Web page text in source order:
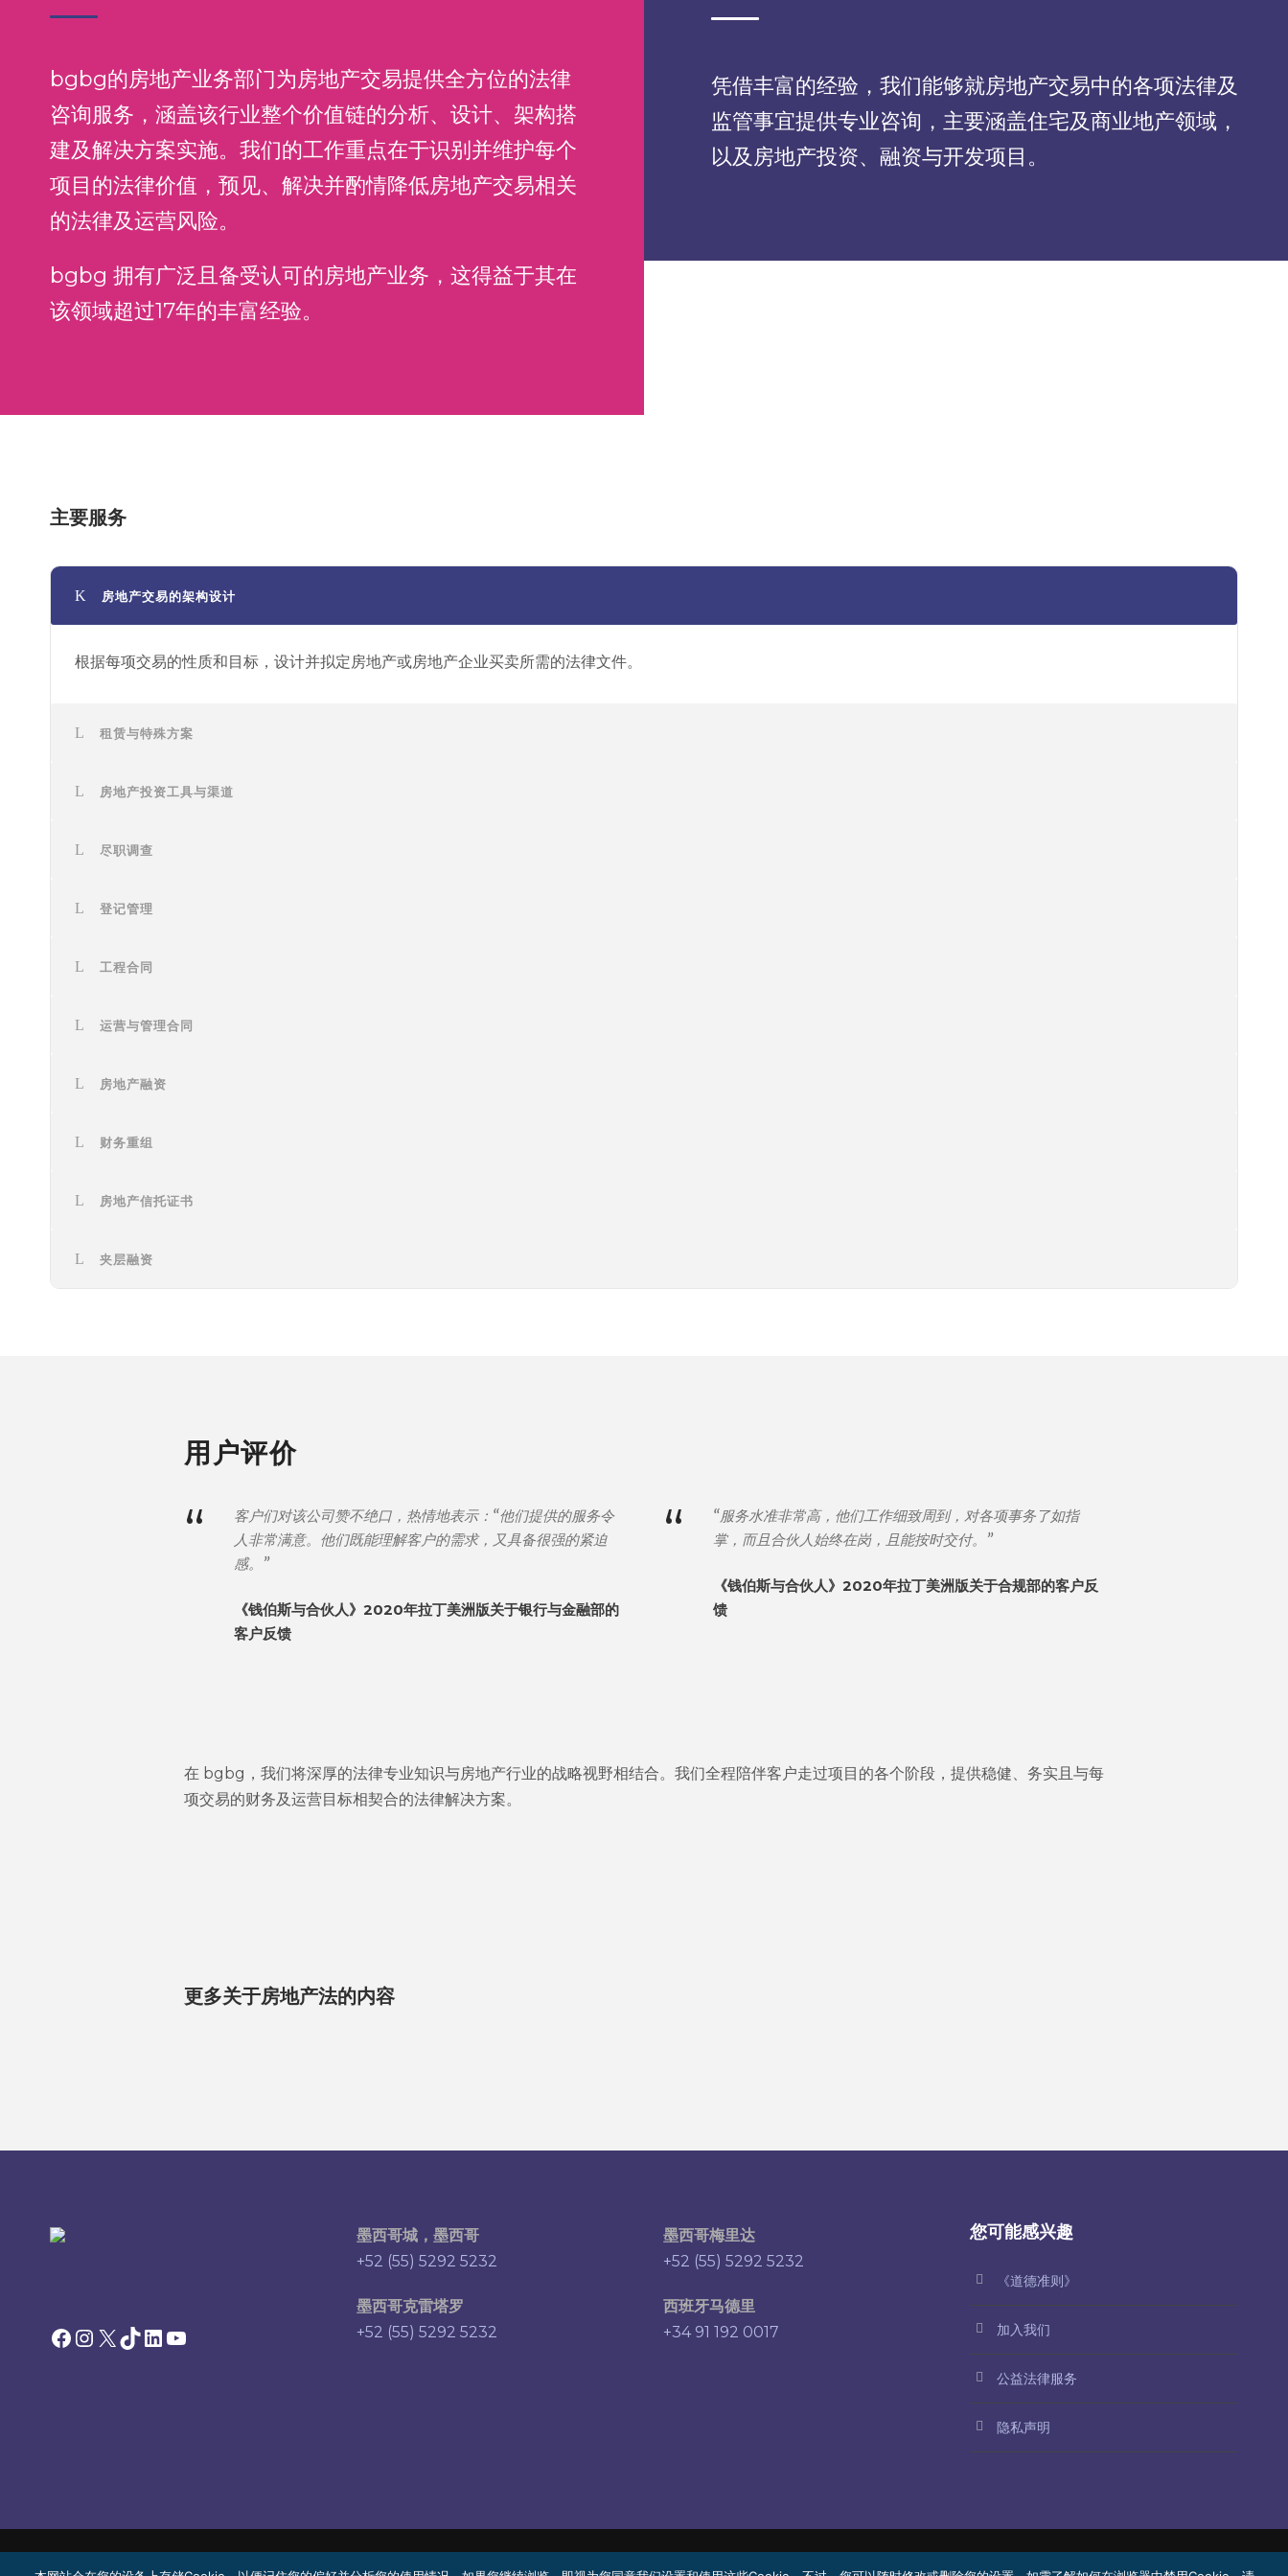
bgbg的房地产业务部门为房地产交易提供全方位的法律
咨询服务，涵盖该行业整个价值链的分析、设计、架构搭
建及解决方案实施。我们的工作重点在于识别并维护每个
项目的法律价值，预见、解决并酌情降低房地产交易相关
的法律及运营风险。
bgbg 拥有广泛且备受认可的房地产业务，这得益于其在
该领域超过17年的丰富经验。
凭借丰富的经验，我们能够就房地产交易中的各项法律及
监管事宜提供专业咨询，主要涵盖住宅及商业地产领域，
以及房地产投资、融资与开发项目。
主要服务
房地产交易的架构设计
根据每项交易的性质和目标，设计并拟定房地产或房地产企业买卖所需的法律文件。
租赁与特殊方案
房地产投资工具与渠道
尽职调查
登记管理
工程合同
运营与管理合同
房地产融资
财务重组
房地产信托证书
夹层融资
用户评价
“
客户们对该公司赞不绝口，热情地表示：“他们提供的服务令
人非常满意。他们既能理解客户的需求，又具备很强的紧迫
感。”
《钱伯斯与合伙人》2020年拉丁美洲版关于银行与金融部的
客户反馈
“
“服务水准非常高，他们工作细致周到，对各项事务了如指
掌，而且合伙人始终在岗，且能按时交付。”
《钱伯斯与合伙人》2020年拉丁美洲版关于合规部的客户反
馈
在 bgbg，我们将深厚的法律专业知识与房地产行业的战略视野相结合。我们全程陪伴客户走过项目的各个阶段，提供稳健、务实且与每
项交易的财务及运营目标相契合的法律解决方案。
更多关于房地产法的内容
Facebook Instagram X TikTok 领英YouTube
墨西哥城，墨西哥
+52 (55) 5292 5232
墨西哥克雷塔罗
+52 (55) 5292 5232
墨西哥梅里达
+52 (55) 5292 5232
西班牙马德里
+34 91 192 0017
您可能感兴趣
《道德准则》
加入我们
公益法律服务
隐私声明